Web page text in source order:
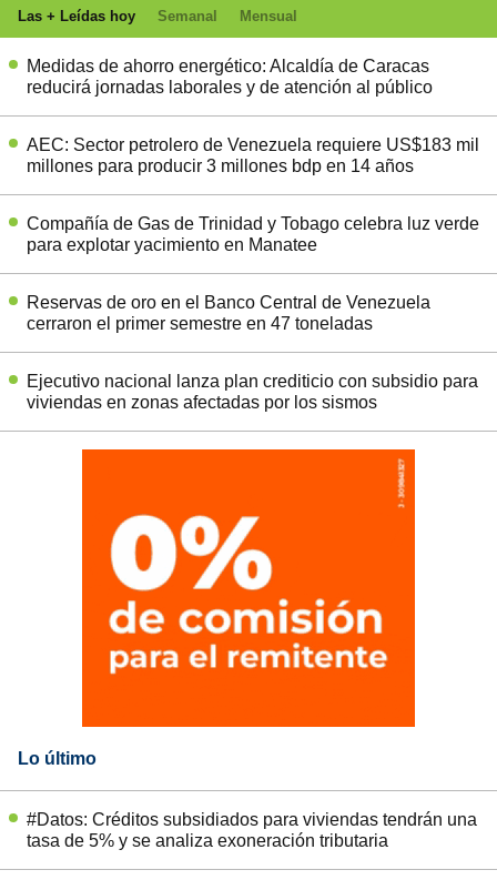
Las + Leídas hoy Semanal Mensual
Medidas de ahorro energético: Alcaldía de Caracas
reducirá jornadas laborales y de atención al público
AEC: Sector petrolero de Venezuela requiere US$183 mil
millones para producir 3 millones bdp en 14 años
Compañía de Gas de Trinidad y Tobago celebra luz verde
para explotar yacimiento en Manatee
Reservas de oro en el Banco Central de Venezuela
cerraron el primer semestre en 47 toneladas
Ejecutivo nacional lanza plan crediticio con subsidio para
viviendas en zonas afectadas por los sismos
Lo último
#Datos: Créditos subsidiados para viviendas tendrán una
tasa de 5% y se analiza exoneración tributaria